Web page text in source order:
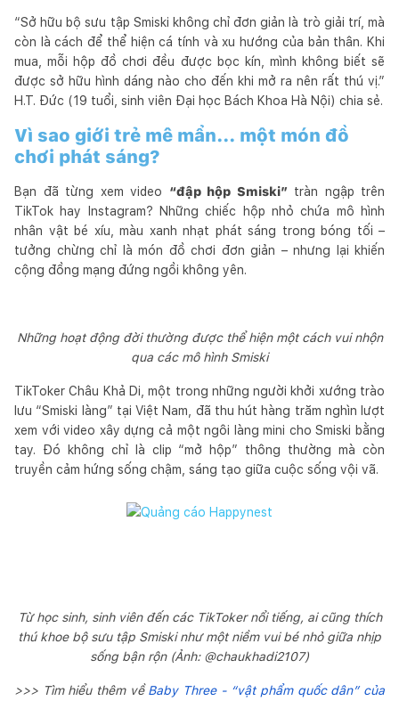
“Sở hữu bộ sưu tập Smiski không chỉ đơn giản là trò giải trí, mà
còn là cách để thể hiện cá tính và xu hướng của bản thân. Khi
mua, mỗi hộp đồ chơi đều được bọc kín, mình không biết sẽ
được sở hữu hình dáng nào cho đến khi mở ra nên rất thú vị.”
H.T. Đức (19 tuổi, sinh viên Đại học Bách Khoa Hà Nội) chia sẻ.
Vì sao giới trẻ mê mẩn... một món đồ
chơi phát sáng?
Bạn đã từng xem video “đập hộp Smiski” tràn ngập trên
TikTok hay Instagram? Những chiếc hộp nhỏ chứa mô hình
nhân vật bé xíu, màu xanh nhạt phát sáng trong bóng tối –
tưởng chừng chỉ là món đồ chơi đơn giản – nhưng lại khiến
cộng đồng mạng đứng ngồi không yên.
Những hoạt động đời thường được thể hiện một cách vui nhộn
qua các mô hình Smiski
TikToker Châu Khả Di, một trong những người khởi xướng trào
lưu “Smiski làng” tại Việt Nam, đã thu hút hàng trăm nghìn lượt
xem với video xây dựng cả một ngôi làng mini cho Smiski bằng
tay. Đó không chỉ là clip “mở hộp” thông thường mà còn
truyền cảm hứng sống chậm, sáng tạo giữa cuộc sống vội vã.
Từ học sinh, sinh viên đến các TikToker nổi tiếng, ai cũng thích
thú khoe bộ sưu tập Smiski như một niềm vui bé nhỏ giữa nhịp
sống bận rộn (Ảnh: @chaukhadi2107)
>>> Tìm hiểu thêm vềBaby Three - “vật phẩm quốc dân” của